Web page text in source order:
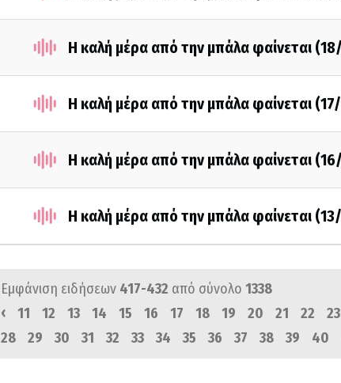
Η καλή μέρα από την μπάλα φαίνεται
Η καλή μέρα από την μπάλα φαίνεται
Η καλή μέρα από την μπάλα φαίνεται
Η καλή μέρα από την μπάλα φαίνεται
Εμφάνιση ειδήσεων 417-432 από σύνολο 1338
‹
11 12 13 14 15 16 17 18 19 20 21 22 23
28
29 30 31 32 33 34 35 36 37 38 39 40